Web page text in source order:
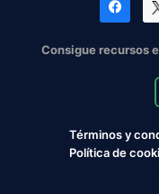
Consigue recursos
Términos y
Política de